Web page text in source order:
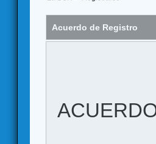
Acuerdo de Registro